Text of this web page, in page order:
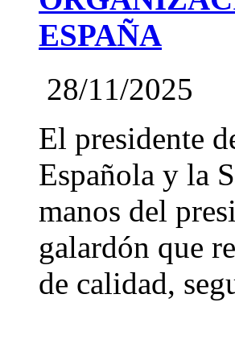
ESPAÑA
28/11/2025
El presidente
Española y la
manos del
galardón que
de calidad,